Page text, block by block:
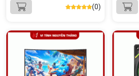
(0)